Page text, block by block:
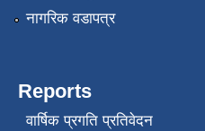
नागरिक वडापत्र
Reports
वार्षिक प्रगति प्रतिवेदन